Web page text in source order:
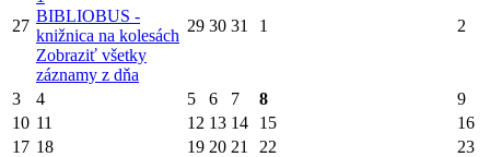
27
BIBLIOBUS -
knižnica na kolesách
Zobraziť všetky
záznamy z dňa
29 30 31 1 2
3 4 5 6 7 8
9
10 11 12 13 14 15
16
17 18 19 20 21 22 23